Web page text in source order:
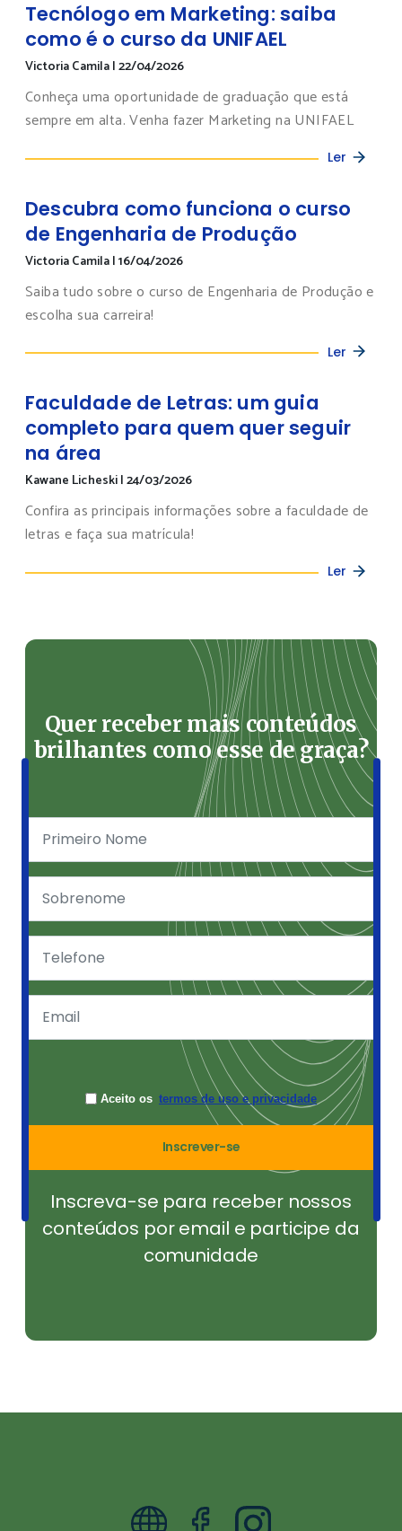
Tecnólogo em Marketing: saiba
como é o curso da UNIFAEL
Victoria Camila|22/04/2026
Conheça uma oportunidade de graduação que está
sempre em alta. Venha fazer Marketing na UNIFAEL
Ler
Descubra como funciona o curso
de Engenharia de Produção
Victoria Camila|16/04/2026
Saiba tudo sobre o curso de Engenharia de Produção e
escolha sua carreira!
Ler
Faculdade de Letras: um guia
completo para quem quer seguir
na área
Kawane Licheski|24/03/2026
Confira as principais informações sobre a faculdade de
letras e faça sua matrícula!
Ler
Quer receber mais conteúdos
brilhantes como esse de graça?
Aceito os termos de uso e privacidade
Inscrever-se
Inscreva-se para receber nossos
conteúdos por email e participe da
comunidade